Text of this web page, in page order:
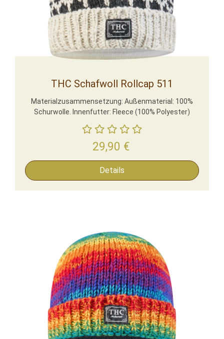
THC Schafwoll Rollcap 511
Materialzusammensetzung: Außenmaterial: 100%
Schurwolle. Innenfutter: Fleece (100% Polyester)
29,90 €
Details